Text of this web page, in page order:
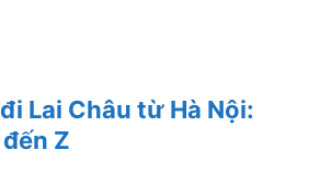
Lai Châu từ Hà Nội:
Z